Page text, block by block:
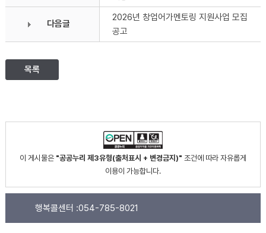
다음글
2026년 창업어가멘토링 지원사업 모집
공고
목록
이 게시물은 "공공누리 제3유형(출처표시 + 변경금지)" 조건에 따라 자유롭게
이용이 가능합니다.
행복콜센터 :054-785-8021